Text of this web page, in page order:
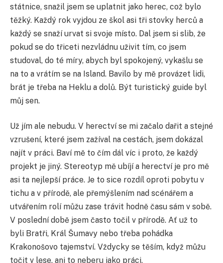
státnice, snažil jsem se uplatnit jako herec, což bylo
těžký. Každý rok vyjdou ze škol asi tři stovky herců a
každý se snaží urvat si svoje místo. Dal jsem si slib, že
pokud se do třiceti nezvládnu uživit tím, co jsem
studoval, do té míry, abych byl spokojený, vykašlu se
na to a vrátím se na Island. Bavilo by mě provázet lidi,
brát je třeba na Heklu a dolů. Být turistický guide byl
můj sen.
Už jím ale nebudu. V herectví se mi začalo dařit a stejné
vzrušení, které jsem zažíval na cestách, jsem dokázal
najít v práci. Baví mě to čím dál víc i proto, že každý
projekt je jiný. Stereotyp mě ubíjí a herectví je pro mě
asi ta nejlepší práce. Je to sice rozdíl oproti pobytu v
tichu a v přírodě, ale přemýšlením nad scénářem a
utvářením rolí můžu zase trávit hodně času sám v sobě.
V poslední době jsem často točil v přírodě. Ať už to
byli Bratři, Král Šumavy nebo třeba pohádka
Krakonošovo tajemství. Vždycky se těším, když můžu
točit v lese, ani to neberu jako práci.